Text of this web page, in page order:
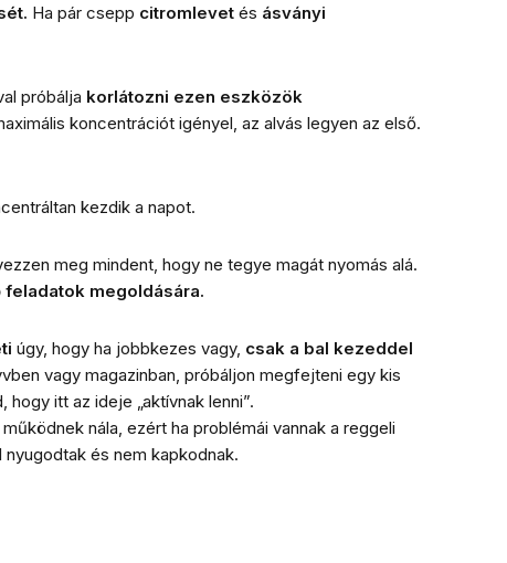
Ha pár csepp citromlevet és ásványi
próbálja korlátozni ezen eszközök
koncentrációt igényel, az alvás legyen az első.
kezdik a napot.
meg mindent, hogy ne tegye magát nyomás alá.
megoldására.
úgy, hogy ha jobbkezes vagy, csak a bal kezeddel
vagy magazinban, próbáljon megfejteni egy kis
itt az ideje „aktívnak lenni”.
nála, ezért ha problémái vannak a reggeli
és nem kapkodnak.